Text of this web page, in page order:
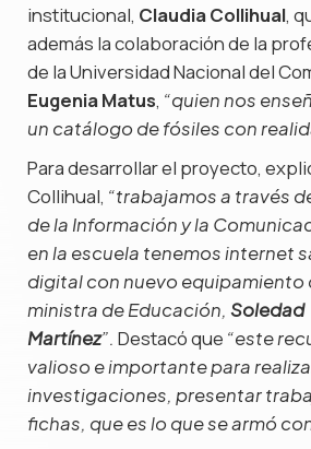
institucional, Claudia Collihual,
además la colaboración de la
de la Universidad Nacional del
Eugenia Matus, “quien nos
un catálogo de fósiles con
Para desarrollar el proyecto,
Collihual, “trabajamos a través
de la Información y la
en la escuela tenemos internet
digital con nuevo equipamiento
ministra de Educación, Soledad
Martínez”. Destacó que “este
valioso e importante para
investigaciones, presentar
fichas, que es lo que se armó